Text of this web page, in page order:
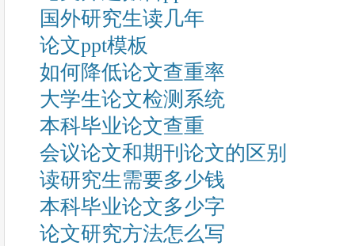
国外研究生读几年
论文ppt模板
如何降低论文查重率
大学生论文检测系统
本科毕业论文查重
会议论文和期刊论文的区别
读研究生需要多少钱
本科毕业论文多少字
论文研究方法怎么写